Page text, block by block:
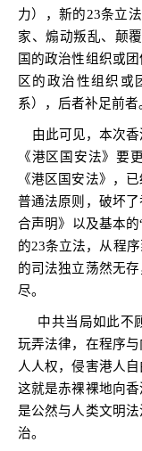
力），新的23条立
家、煽动叛乱、颠
国的政治性组织或
区的政治性组织或
系），后者补足前者
由此可见，本次香
《港区国安法》要
《港区国安法》，
普通法原则，破坏
合声明》以及基本的
的23条立法，从程
的司法独立荡然无
尽。
中共当局如此不
玩弄法律，在程序
人人权，侵害港人
这就是赤裸裸地向
是公然与人类文明
治。